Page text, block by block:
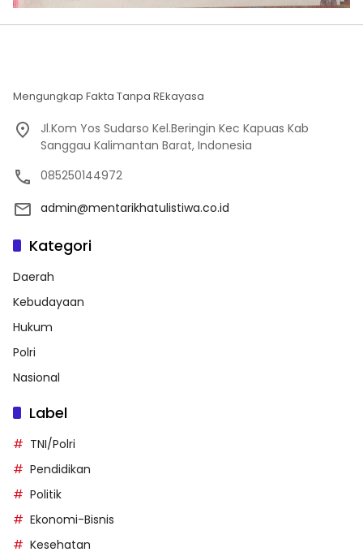
Mengungkap Fakta Tanpa REkayasa
Jl.Kom Yos Sudarso Kel.Beringin Kec Kapuas Kab
Sanggau Kalimantan Barat, Indonesia
085250144972
admin@mentarikhatulistiwa.co.id
Kategori
Daerah
Kebudayaan
Hukum
Polri
Nasional
Label
TNI/Polri
Pendidikan
Politik
Ekonomi-Bisnis
Kesehatan